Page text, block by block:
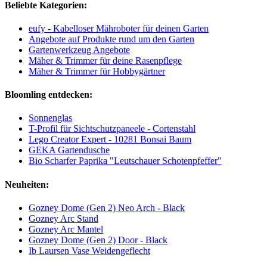
Beliebte Kategorien:
eufy - Kabelloser Mähroboter für deinen Garten
Angebote auf Produkte rund um den Garten
Gartenwerkzeug Angebote
Mäher & Trimmer für deine Rasenpflege
Mäher & Trimmer für Hobbygärtner
Bloomling entdecken:
Sonnenglas
T-Profil für Sichtschutzpaneele - Cortenstahl
Lego Creator Expert - 10281 Bonsai Baum
GEKA Gartendusche
Bio Scharfer Paprika "Leutschauer Schotenpfeffer"
Neuheiten:
Gozney Dome (Gen 2) Neo Arch - Black
Gozney Arc Stand
Gozney Arc Mantel
Gozney Dome (Gen 2) Door - Black
Ib Laursen Vase Weidengeflecht